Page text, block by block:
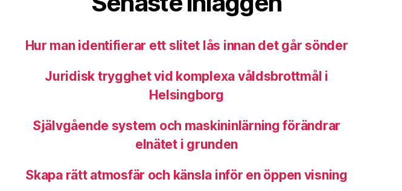
Hur man identifierar ett slitet lås innan det går sönder
Juridisk trygghet vid komplexa våldsbrottmål i
Helsingborg
Självgående system och maskininlärning förändrar
elnätet i grunden
Skapa rätt atmosfär och känsla inför en öppen visning